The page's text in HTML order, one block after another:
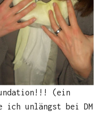
(ein
ich unlängst bei DM